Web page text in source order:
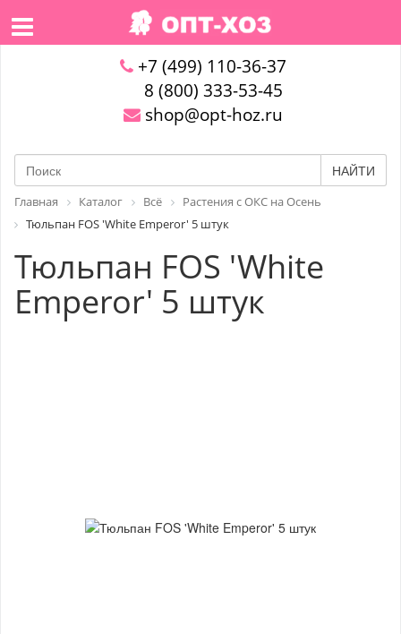
+7 (499) 110-36-37
8 (800) 333-53-45
shop@opt-hoz.ru
НАЙТИ
Главная Каталог Всё
Растения с ОКС на Осень
Тюльпан FOS 'White Emperor' 5 штук
Тюльпан FOS 'White
Emperor' 5 штук